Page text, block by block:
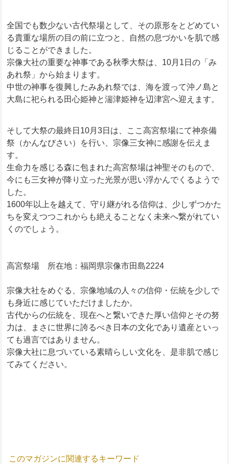
全国でも数少ない古代祭場として、その原形をとどめてい
る貴重な場所の目の前に立つと、自然の息づかいを肌で感
じることができました。
宗像大社の重要な神事である秋季大祭は、10月1日の「み
あれ祭」から始まります。
中世の神事を復興したみあれ祭では、海を渡って沖ノ島と
大島に祀られる田心姫神と湍津姫神を辺津宮へ迎えます。
そして大祭の最終日10月3日は、ここ高宮祭場にて神奈備
祭（かんなびさい）を行い、宗像三女神に感謝を伝えま
す。
生命力を感じる森に包まれた高宮祭場は神聖そのもので、
今にも三女神が降り立った光景が思い浮かんでくるようで
した。
1600年以上を越えて、守り継がれる信仰は、少しずつかた
ちを変えつつこれからも絶えることなく未来へ繋がれてい
くのでしょう。
高宮祭場 所在地：福岡県宗像市田島2224
宗像大社をめぐる、宗像地域の人々の信仰・伝統を少しで
も身近に感じていただけましたか。
古代からの伝統を、現在へと繋いできた厚い信仰とその努
力は、まさに世界に誇るべき日本の文化であり遺産といっ
ても過言ではありません。
宗像大社に息づいている素晴らしい文化を、是非肌で感じ
てみてください。
このマガジンに関連するキーワード